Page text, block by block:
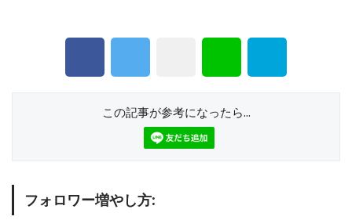
この記事が参考になったら...
フォロワー増やし方: